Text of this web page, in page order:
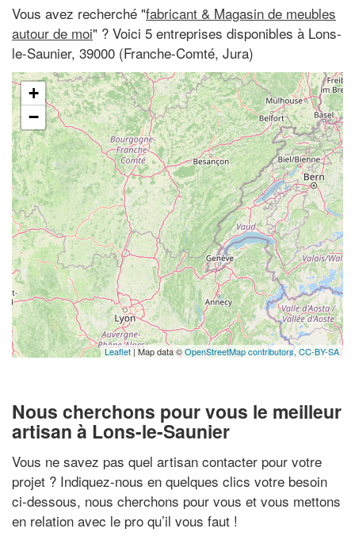
Vous avez recherché "fabricant & Magasin de meubles
autour de moi" ? Voici 5 entreprises disponibles à Lons-
le-Saunier, 39000 (Franche-Comté, Jura)
+
−
Leaflet| Map data ©OpenStreetMap contributors, CC-BY-SA
Nous cherchons pour vous le meilleur
artisan à Lons-le-Saunier
Vous ne savez pas quel artisan contacter pour votre
projet ? Indiquez-nous en quelques clics votre besoin
ci-dessous, nous cherchons pour vous et vous mettons
en relation avec le pro qu’il vous faut !